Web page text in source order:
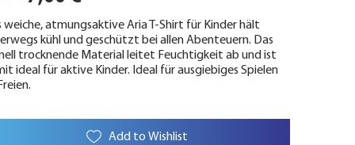
weiche, atmungsaktive Aria T-Shirt für Kinder hält
kühl und geschützt bei allen Abenteuern. Das
trocknende Material leitet Feuchtigkeit ab und ist
ideal für aktive Kinder. Ideal für ausgiebiges Spielen
Add to Wishlist